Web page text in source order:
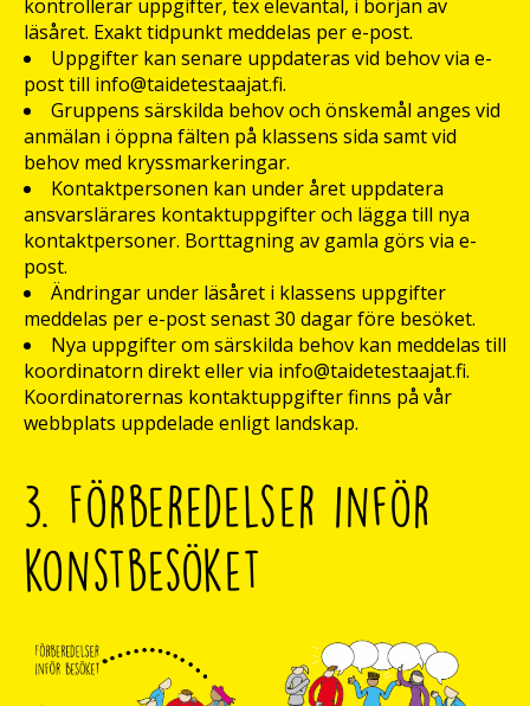
kontrollerar uppgifter, tex elevantal, i början av
läsåret. Exakt tidpunkt meddelas per e-post.
Uppgifter kan senare uppdateras vid behov via e-
post till info@taidetestaajat.fi.
Gruppens särskilda behov och önskemål anges vid
anmälan i öppna fälten på klassens sida samt vid
behov med kryssmarkeringar.
Kontaktpersonen kan under året uppdatera
ansvarslärares kontaktuppgifter och lägga till nya
kontaktpersoner. Borttagning av gamla görs via e-
post.
Ändringar under läsåret i klassens uppgifter
meddelas per e-post senast 30 dagar före besöket.
Nya uppgifter om särskilda behov kan meddelas till
koordinatorn direkt eller via info@taidetestaajat.fi.
Koordinatorernas kontaktuppgifter finns på vår
webbplats uppdelade enligt landskap.
3. Förberedelser inför
konstbesöket